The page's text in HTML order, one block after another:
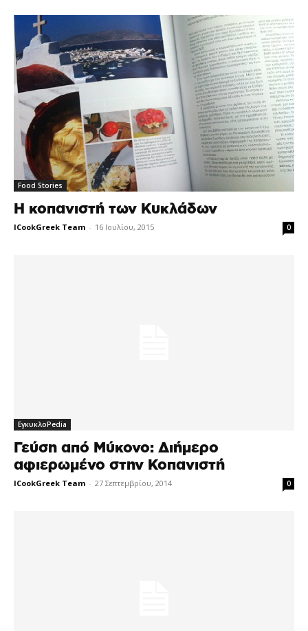
Food Stories
Η κοπανιστή των Κυκλάδων
ICookGreek Team - 16 Ιουλίου, 2015 0
ΕγκυκλοPedia
Γεύση από Μύκονο: Διήμερο
αφιερωμένο στην Κοπανιστή
ICookGreek Team - 27 Σεπτεμβρίου, 2014 0